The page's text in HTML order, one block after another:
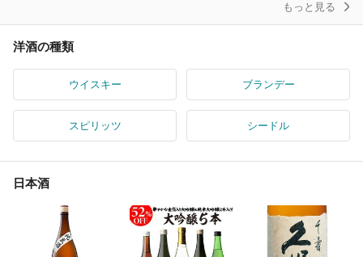
もっと見る
洋酒の種類
ウイスキー ブランデー
スピリッツ シードル
日本酒